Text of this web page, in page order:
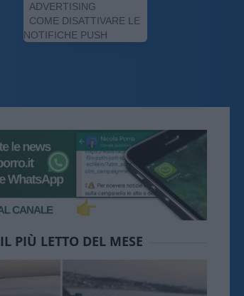
ADVERTISING
COME DISATTIVARE LE
NOTIFICHE PUSH
IL PIÙ LETTO DEL MESE